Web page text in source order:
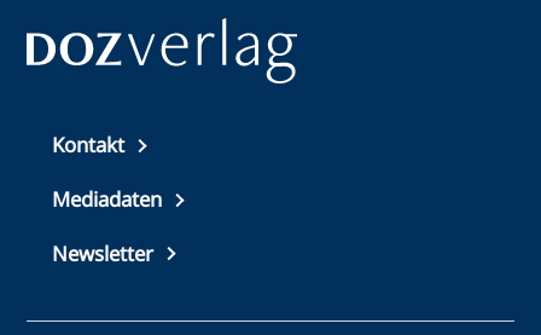
Top
footer
Kontakt
Mediadaten
Newsletter